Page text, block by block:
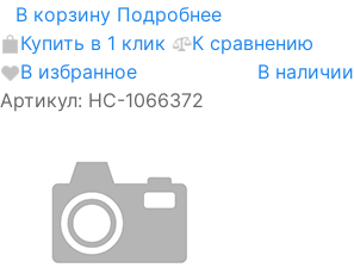
В корзину Подробнее
Купить в 1 клик
К сравнению
В избранное
В наличии
Артикул: НС-1066372